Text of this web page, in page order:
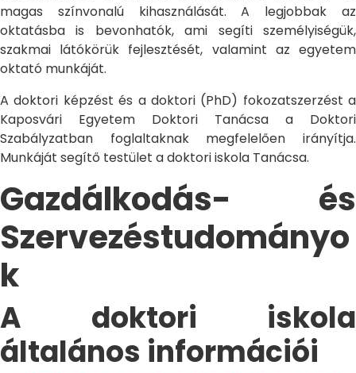
magas színvonalú kihasználását. A legjobbak az
oktatásba is bevonhatók, ami segíti személyiségük,
szakmai látókörük fejlesztését, valamint az egyetem
oktató munkáját.
A doktori képzést és a doktori (PhD) fokozatszerzést a
Kaposvári Egyetem Doktori Tanácsa a Doktori
Szabályzatban foglaltaknak megfelelően irányítja.
Munkáját segítő testület a doktori iskola Tanácsa.
Gazdálkodás- és
Szervezéstudományo
k
A doktori iskola
általános információi